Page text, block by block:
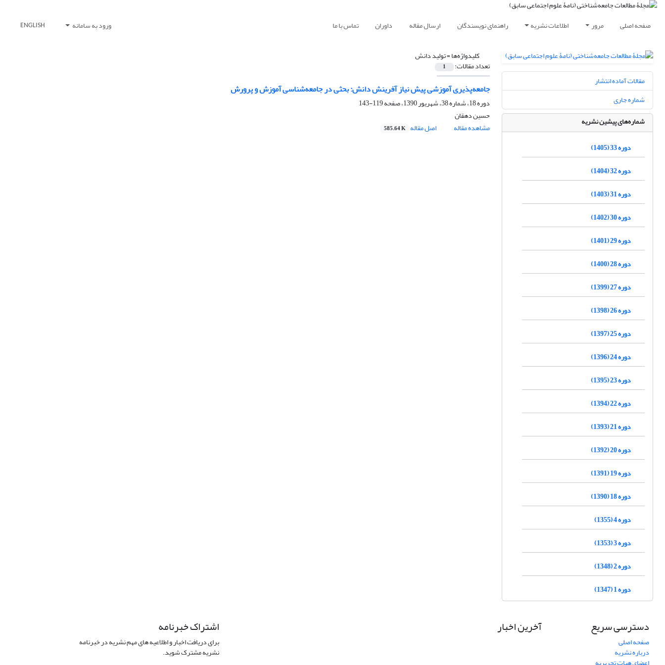
صفحه اصلی مرور اطلاعات نشریه راهنمای نویسندگان ارسال مقاله داوران تماس با ما ورود به سامانه ENGLISH
کلیدواژه‌ها =تولید دانش
تعداد مقالات: 1
جامعه‌پذیری آموزشی پیش نیاز آفرینش دانش: بحثی در جامعه‌شناسی آموزش و پرورش
دوره 18، شماره 38، شهریور 1390، صفحه
119-143
حسین دهقان
مشاهده مقاله
اصل مقاله 585.64 K
مقالات آماده انتشار
شماره جاری
شماره‌های پیشین نشریه
دوره 33 (1405)
دوره 32 (1404)
دوره 31 (1403)
دوره 30 (1402)
دوره 29 (1401)
دوره 28 (1400)
دوره 27 (1399)
دوره 26 (1398)
دوره 25 (1397)
دوره 24 (1396)
دوره 23 (1395)
دوره 22 (1394)
دوره 21 (1393)
دوره 20 (1392)
دوره 19 (1391)
دوره 18 (1390)
دوره 4 (1355)
دوره 3 (1353)
دوره 2 (1348)
دوره 1 (1347)
دسترسی سریع
صفحه اصلی
درباره نشریه
آخرین اخبار اشتراک خبرنامه
برای دریافت اخبار و اطلاعیه های مهم نشریه در خبرنامه
نشریه مشترک شوید.